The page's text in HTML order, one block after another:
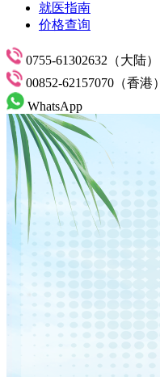
就医指南
价格查询
0755-61302632（大陆）
00852-62157070（香港）
WhatsApp